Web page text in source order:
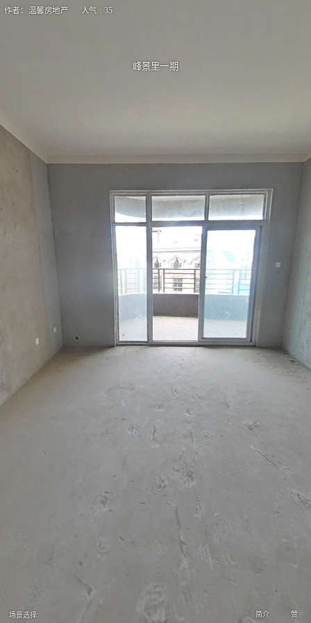
峰景里一期
作者：温馨房地产 人气 : 35
赞
简介
场景选择